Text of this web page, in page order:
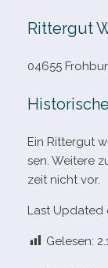
Rittergut
04655
Ein Rittergut
sen. Weitere
zeit nicht vor.
Last Updated
Gelesen: